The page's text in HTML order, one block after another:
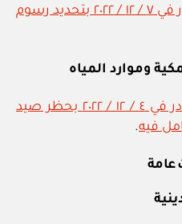
قرار وزاري رقم ١٢٢ / ٢٠٢٢ صادر في ٧ / ١٢ / ٢٠٢٢ بتحديد رسوم
وموارد المياه
قرار وزاري رقم ٢٤١ / ٢٠٢٢ صادر في ٤ / ١٢ / ٢٠٢٢ بحظر صيد
فيه.
عامة